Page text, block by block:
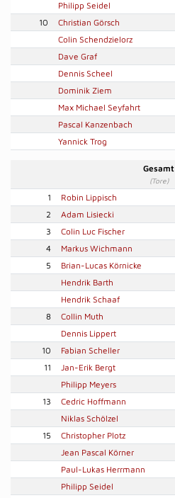
Philipp Seidel
10
Christian Görsch
Colin Schendzielorz
Dave Graf
Dennis Scheel
Dominik Ziem
Max Michael Seyfahrt
Pascal Kanzenbach
Yannick Trog
Gesamt
(Tore)
1 Robin Lippisch
2
Adam Lisiecki
3
Colin Luc Fischer
4
Markus Wichmann
5
Brian-Lucas Körnicke
Hendrik Barth
Hendrik Schaaf
8
Collin Muth
Dennis Lippert
10
Fabian Scheller
11
Jan-Erik Bergt
Philipp Meyers
13
Cedric Hoffmann
Niklas Schölzel
15
Christopher Plotz
Jean Pascal Körner
Paul-Lukas Herrmann
Philipp Seidel